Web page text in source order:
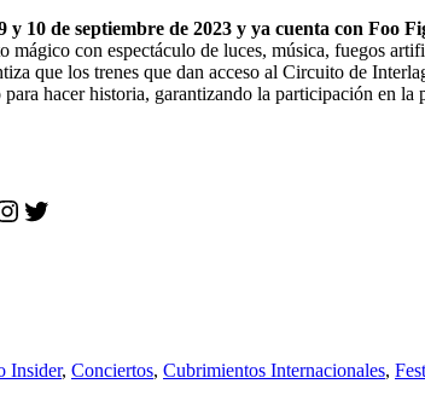
10 de septiembre de 2023 y ya cuenta con Foo
mágico con espectáculo de luces, música, fuegos
que los trenes que dan acceso al Circuito de
hacer historia, garantizando la participación en
Twitter
Insider, Conciertos, Cubrimientos Internacionales,